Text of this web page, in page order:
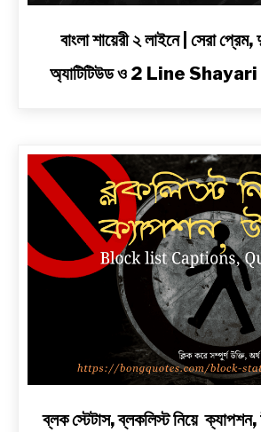
|
সেরা
প্রেম,
রোমান্টিক,
অ্যাটিটিউড
বাংলা শায়েরী ২ লাইনে | সেরা প্রেম,
অ্যাটিটিউড ও 2 Line
linkব্লক স্টেটাস, ব্লকলিস্ট নিয়ে